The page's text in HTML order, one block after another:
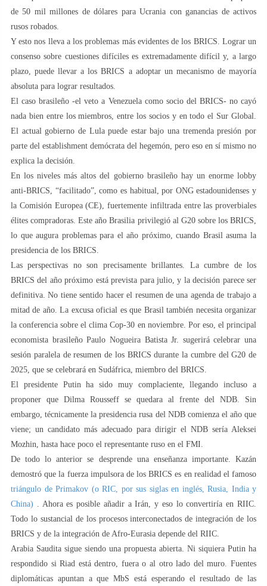
de 50 mil millones de dólares para Ucrania con ganancias de activos
rusos robados.
Y esto nos lleva a los problemas más evidentes de los BRICS. Lograr un
consenso sobre cuestiones difíciles es extremadamente difícil y, a largo
plazo, puede llevar a los BRICS a adoptar un mecanismo de mayoría
absoluta para lograr resultados.
El caso brasileño -el veto a Venezuela como socio del BRICS- no cayó
nada bien entre los miembros, entre los socios y en todo el Sur Global.
El actual gobierno de Lula puede estar bajo una tremenda presión por
parte del establishment demócrata del hegemón, pero eso en sí mismo no
explica la decisión.
En los niveles más altos del gobierno brasileño hay un enorme lobby
anti-BRICS, “facilitado”, como es habitual, por ONG estadounidenses y
la Comisión Europea (CE), fuertemente infiltrada entre las proverbiales
élites compradoras. Este año Brasilia privilegió al G20 sobre los BRICS,
lo que augura problemas para el año próximo, cuando Brasil asuma la
presidencia de los BRICS.
Las perspectivas no son precisamente brillantes. La cumbre de los
BRICS del año próximo está prevista para julio, y la decisión parece ser
definitiva. No tiene sentido hacer el resumen de una agenda de trabajo a
mitad de año. La excusa oficial es que Brasil también necesita organizar
la conferencia sobre el clima Cop-30 en noviembre. Por eso, el principal
economista brasileño Paulo Nogueira Batista Jr. sugerirá celebrar una
sesión paralela de resumen de los BRICS durante la cumbre del G20 de
2025, que se celebrará en Sudáfrica, miembro del BRICS.
El presidente Putin ha sido muy complaciente, llegando incluso a
proponer que Dilma Rousseff se quedara al frente del NDB. Sin
embargo, técnicamente la presidencia rusa del NDB comienza el año que
viene; un candidato más adecuado para dirigir el NDB sería Aleksei
Mozhin, hasta hace poco el representante ruso en el FMI.
De todo lo anterior se desprende una enseñanza importante. Kazán
demostró que la fuerza impulsora de los BRICS es en realidad el famoso
triángulo de Primakov (o RIC, por sus siglas en inglés, Rusia, India y
China) . Ahora es posible añadir a Irán, y eso lo convertiría en RIIC.
Todo lo sustancial de los procesos interconectados de integración de los
BRICS y de la integración de Afro-Eurasia depende del RIIC.
Arabia Saudita sigue siendo una propuesta abierta. Ni siquiera Putin ha
respondido si Riad está dentro, fuera o al otro lado del muro. Fuentes
diplomáticas apuntan a que MbS está esperando el resultado de las